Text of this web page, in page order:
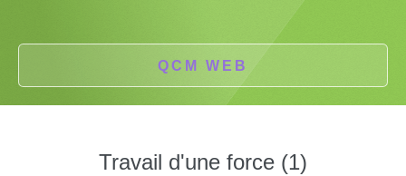
QCM WEB
Travail d'une force (1)